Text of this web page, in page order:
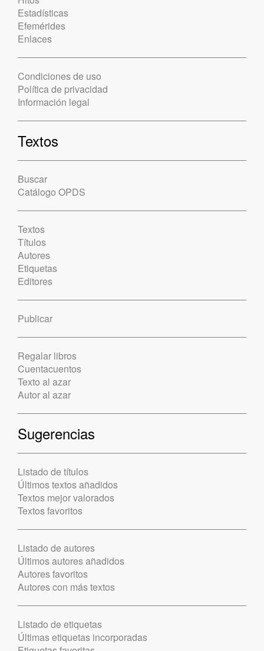
Estadísticas
Efemérides
Enlaces
Condiciones de uso
Política de privacidad
Información legal
Textos
Buscar
Catálogo OPDS
Textos
Títulos
Autores
Etiquetas
Editores
Publicar
Regalar libros
Cuentacuentos
Texto al azar
Autor al azar
Sugerencias
Listado de títulos
Últimos textos añadidos
Textos mejor valorados
Textos favoritos
Listado de autores
Últimos autores añadidos
Autores favoritos
Autores con más textos
Listado de etiquetas
Últimas etiquetas incorporadas